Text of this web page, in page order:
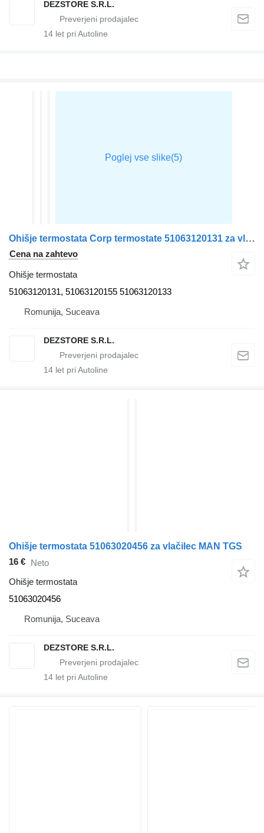
DEZSTORE S.R.L.
14 let pri Autoline
Ohišje termostata Corp termostate 51063120131 za vlačilec MAN TGX
Cena na zahtevo
Ohišje termostata
51063120131, 51063120155 51063120133
Romunija, Suceava
DEZSTORE S.R.L.
14 let pri Autoline
Ohišje termostata 51063020456 za vlačilec MAN TGS
16 € Neto
Ohišje termostata
51063020456
Romunija, Suceava
DEZSTORE S.R.L.
14 let pri Autoline